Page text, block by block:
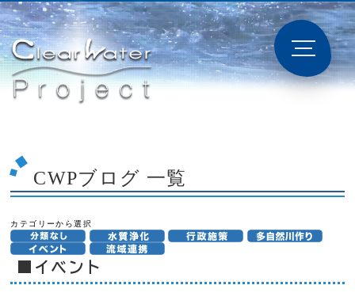
CWPブログ 一覧
カテゴリーから選択
■イベント